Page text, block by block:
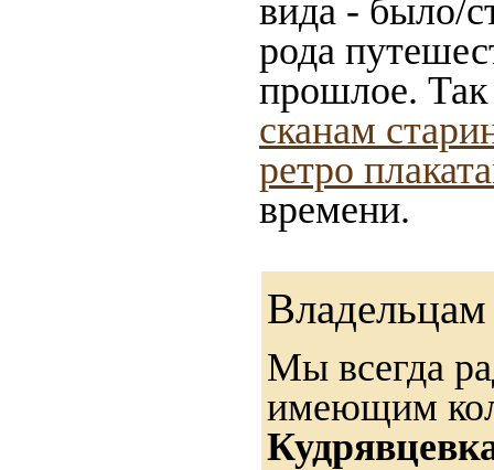
вида - было/
рода
прошлое.
сканам
ретро
времени.
Мы всегда
имеющим